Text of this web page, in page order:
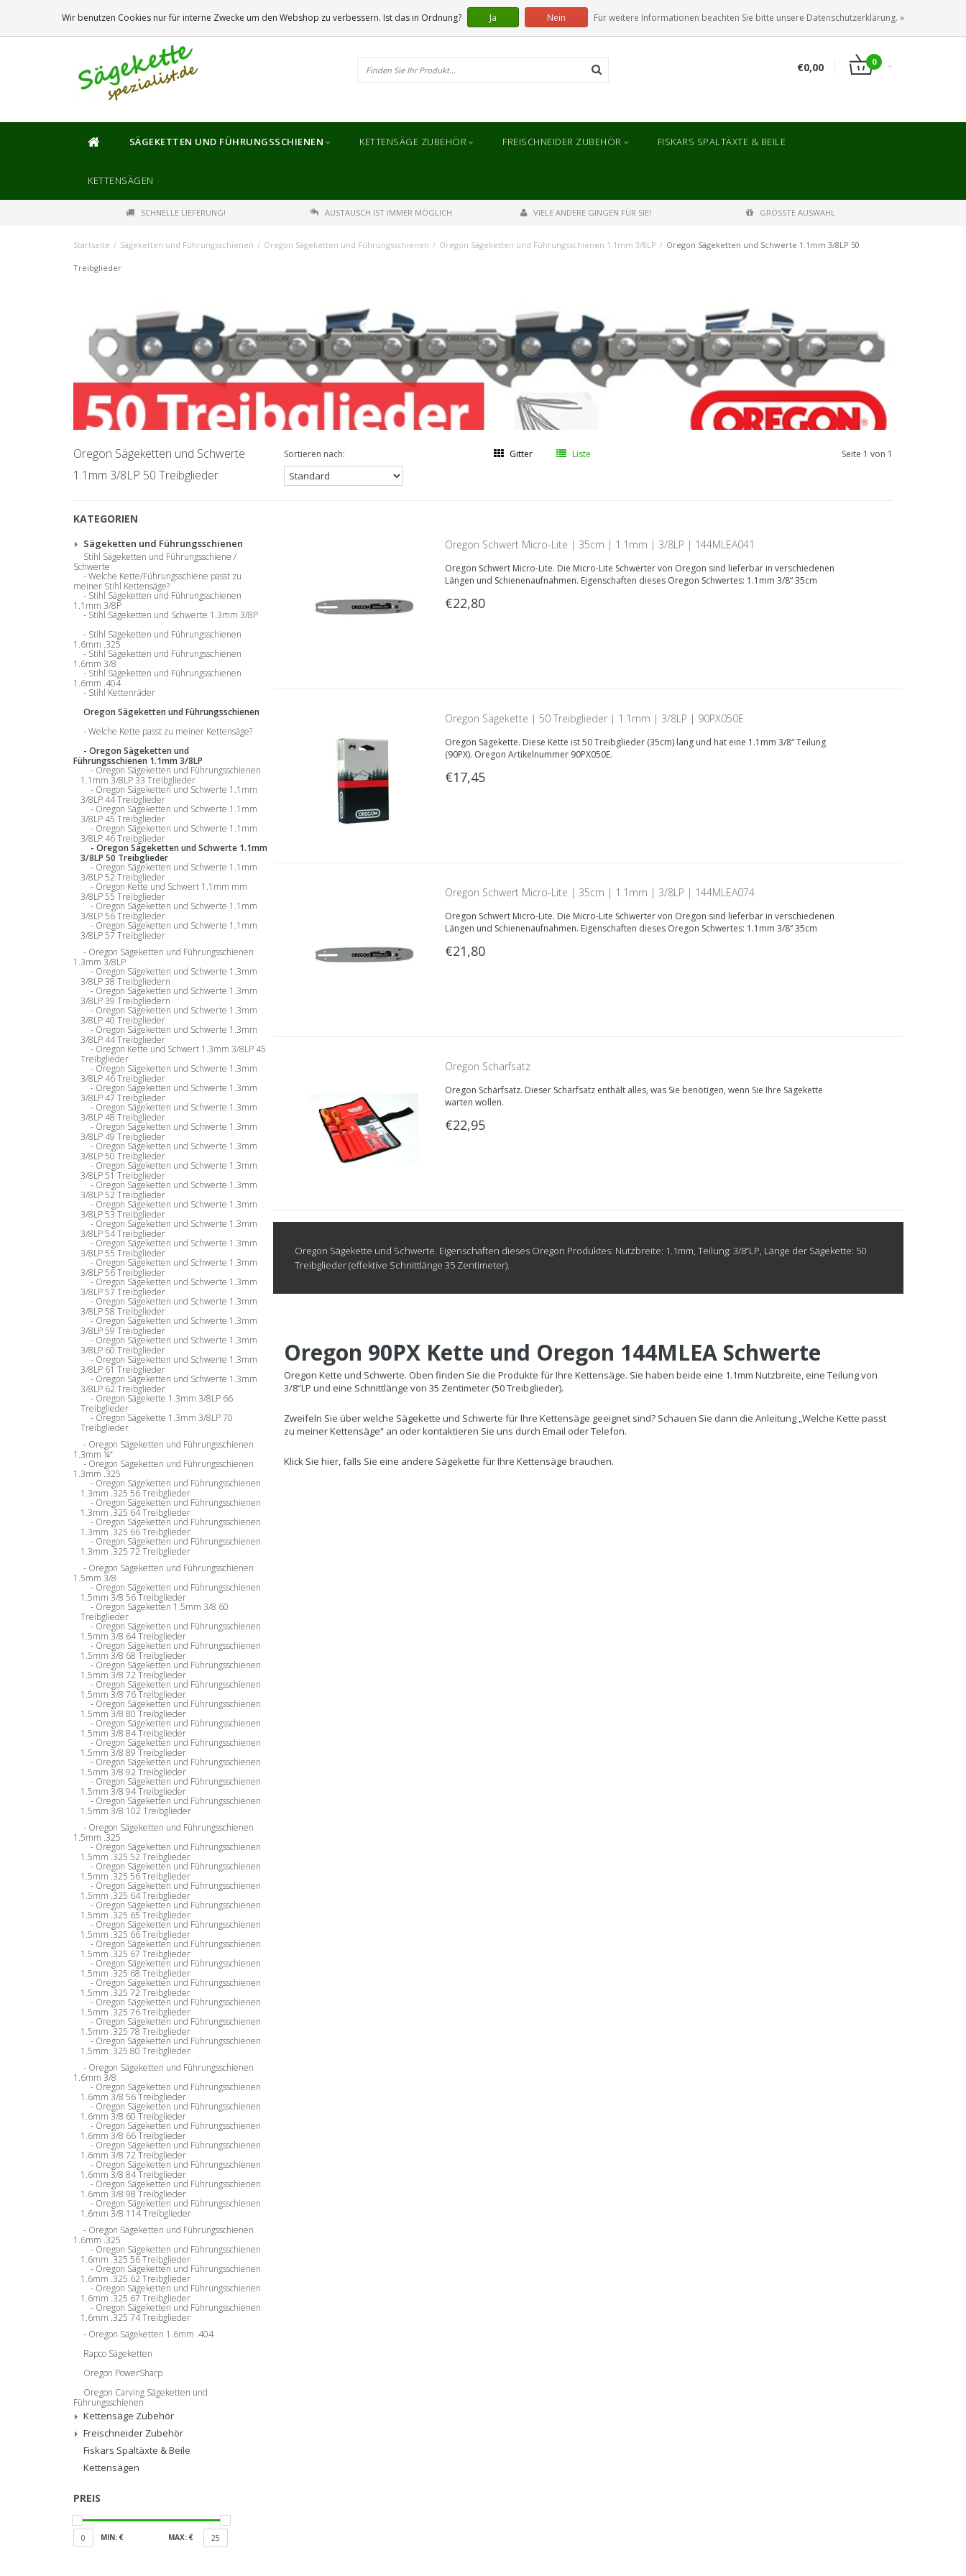
ANMELDEN KUNDENKONTO ANLEGEN
€0,00 0
SÄGEKETTEN UND FÜHRUNGSSCHIENEN KETTENSÄGE ZUBEHÖR FREISCHNEIDER ZUBEHÖR FISKARS SPALTÄXTE & BEILE
KETTENSÄGEN
SCHNELLE LIEFERUNG! AUSTAUSCH IST IMMER MÖGLICH VIELE ANDERE GINGEN FÜR SIE! GRÖSSTE AUSWAHL
Startseite / Sägeketten und Führungsschienen / Oregon Sägeketten und Führungsschienen / Oregon Sägeketten und Führungsschienen 1.1mm 3/8LP / Oregon Sägeketten und Schwerte 1.1mm 3/8LP 50
Treibglieder
Oregon Sägeketten und Schwerte
1.1mm 3/8LP 50 Treibglieder
Sortieren nach: Gitter Liste Seite 1 von 1
KATEGORIEN
Sägeketten und Führungsschienen
Stihl Sägeketten und Führungsschiene /
Schwerte
Welche Kette/Führungsschiene passt zu
meiner Stihl Kettensäge?
Stihl Sägeketten und Führungsschienen
1.1mm 3/8P
Stihl Sägeketten und Schwerte 1.3mm 3/8P
Stihl Sägeketten und Führungsschienen
1.6mm .325
Stihl Sägeketten und Führungsschienen
1.6mm 3/8
Stihl Sägeketten und Führungsschienen
1.6mm .404
Stihl Kettenräder
Oregon Sägeketten und Führungsschienen
Welche Kette passt zu meiner Kettensäge?
Oregon Sägeketten und
Führungsschienen 1.1mm 3/8LP
Oregon Sägeketten und Führungsschienen
1.1mm 3/8LP 33 Treibglieder
Oregon Sägeketten und Schwerte 1.1mm
3/8LP 44 Treibglieder
Oregon Sägeketten und Schwerte 1.1mm
3/8LP 45 Treibglieder
Oregon Sägeketten und Schwerte 1.1mm
3/8LP 46 Treibglieder
Oregon Sägeketten und Schwerte 1.1mm
3/8LP 50 Treibglieder
Oregon Sägeketten und Schwerte 1.1mm
3/8LP 52 Treibglieder
Oregon Kette und Schwert 1.1mm mm
3/8LP 55 Treibglieder
Oregon Sägeketten und Schwerte 1.1mm
3/8LP 56 Treibglieder
Oregon Sägeketten und Schwerte 1.1mm
3/8LP 57 Treibglieder
Oregon Sägeketten und Führungsschienen
1.3mm 3/8LP
Oregon Sägeketten und Schwerte 1.3mm
3/8LP 38 Treibgliedern
Oregon Sägeketten und Schwerte 1.3mm
3/8LP 39 Treibgliedern
Oregon Sägeketten und Schwerte 1.3mm
3/8LP 40 Treibglieder
Oregon Sägeketten und Schwerte 1.3mm
3/8LP 44 Treibglieder
Oregon Kette und Schwert 1.3mm 3/8LP 45
Treibglieder
Oregon Sägeketten und Schwerte 1.3mm
3/8LP 46 Treibglieder
Oregon Sägeketten und Schwerte 1.3mm
3/8LP 47 Treibglieder
Oregon Sägeketten und Schwerte 1.3mm
3/8LP 48 Treibglieder
Oregon Sägeketten und Schwerte 1.3mm
3/8LP 49 Treibglieder
Oregon Sägeketten und Schwerte 1.3mm
3/8LP 50 Treibglieder
Oregon Sägeketten und Schwerte 1.3mm
3/8LP 51 Treibglieder
Oregon Sägeketten und Schwerte 1.3mm
3/8LP 52 Treibglieder
Oregon Sägeketten und Schwerte 1.3mm
3/8LP 53 Treibglieder
Oregon Sägeketten und Schwerte 1.3mm
3/8LP 54 Treibglieder
Oregon Sägeketten und Schwerte 1.3mm
3/8LP 55 Treibglieder
Oregon Sägeketten und Schwerte 1.3mm
3/8LP 56 Treibglieder
Oregon Sägeketten und Schwerte 1.3mm
3/8LP 57 Treibglieder
Oregon Sägeketten und Schwerte 1.3mm
3/8LP 58 Treibglieder
Oregon Sägeketten und Schwerte 1.3mm
3/8LP 59 Treibglieder
Oregon Sägeketten und Schwerte 1.3mm
3/8LP 60 Treibglieder
Oregon Sägeketten und Schwerte 1.3mm
3/8LP 61 Treibglieder
Oregon Sägeketten und Schwerte 1.3mm
3/8LP 62 Treibglieder
Oregon Sägekette 1.3mm 3/8LP 66
Treibglieder
Oregon Sägekette 1.3mm 3/8LP 70
Treibglieder
Oregon Sägeketten und Führungsschienen
1.3mm ¼“
Oregon Sägeketten und Führungsschienen
1.3mm .325
Oregon Sägeketten und Führungsschienen
1.3mm .325 56 Treibglieder
Oregon Sägeketten und Führungsschienen
1.3mm .325 64 Treibglieder
Oregon Sägeketten und Führungsschienen
1.3mm .325 66 Treibglieder
Oregon Sägeketten und Führungsschienen
1.3mm .325 72 Treibglieder
Oregon Sägeketten und Führungsschienen
1.5mm 3/8
Oregon Sägeketten und Führungsschienen
1.5mm 3/8 56 Treibglieder
Oregon Sägeketten 1.5mm 3/8 60
Treibglieder
Oregon Sägeketten und Führungsschienen
1.5mm 3/8 64 Treibglieder
Oregon Sägeketten und Führungsschienen
1.5mm 3/8 68 Treibglieder
Oregon Sägeketten und Führungsschienen
1.5mm 3/8 72 Treibglieder
Oregon Sägeketten und Führungsschienen
1.5mm 3/8 76 Treibglieder
Oregon Sägeketten und Führungsschienen
1.5mm 3/8 80 Treibglieder
Oregon Sägeketten und Führungsschienen
1.5mm 3/8 84 Treibglieder
Oregon Sägeketten und Führungsschienen
1.5mm 3/8 89 Treibglieder
Oregon Sägeketten und Führungsschienen
1.5mm 3/8 92 Treibglieder
Oregon Sägeketten und Führungsschienen
1.5mm 3/8 94 Treibglieder
Oregon Sägeketten und Führungsschienen
1.5mm 3/8 102 Treibglieder
Oregon Sägeketten und Führungsschienen
1.5mm .325
Oregon Sägeketten und Führungsschienen
1.5mm .325 52 Treibglieder
Oregon Sägeketten und Führungsschienen
1.5mm .325 56 Treibglieder
Oregon Sägeketten und Führungsschienen
1.5mm .325 64 Treibglieder
Oregon Sägeketten und Führungsschienen
1.5mm .325 65 Treibglieder
Oregon Sägeketten und Führungsschienen
1.5mm .325 66 Treibglieder
Oregon Sägeketten und Führungsschienen
1.5mm .325 67 Treibglieder
Oregon Sägeketten und Führungsschienen
1.5mm .325 68 Treibglieder
Oregon Sägeketten und Führungsschienen
1.5mm .325 72 Treibglieder
Oregon Sägeketten und Führungsschienen
1.5mm .325 76 Treibglieder
Oregon Sägeketten und Führungsschienen
1.5mm .325 78 Treibglieder
Oregon Sägeketten und Führungsschienen
1.5mm .325 80 Treibglieder
Oregon Sägeketten und Führungsschienen
1.6mm 3/8
Oregon Sägeketten und Führungsschienen
1.6mm 3/8 56 Treibglieder
Oregon Sägeketten und Führungsschienen
1.6mm 3/8 60 Treibglieder
Oregon Sägeketten und Führungsschienen
1.6mm 3/8 66 Treibglieder
Oregon Sägeketten und Führungsschienen
1.6mm 3/8 72 Treibglieder
Oregon Sägeketten und Führungsschienen
1.6mm 3/8 84 Treibglieder
Oregon Sägeketten und Führungsschienen
1.6mm 3/8 98 Treibglieder
Oregon Sägeketten und Führungsschienen
1.6mm 3/8 114 Treibglieder
Oregon Sägeketten und Führungsschienen
1.6mm .325
Oregon Sägeketten und Führungsschienen
1.6mm .325 56 Treibglieder
Oregon Sägeketten und Führungsschienen
1.6mm .325 62 Treibglieder
Oregon Sägeketten und Führungsschienen
1.6mm .325 67 Treibglieder
Oregon Sägeketten und Führungsschienen
1.6mm .325 74 Treibglieder
Oregon Sägeketten 1.6mm .404
Rapco Sägeketten
Oregon PowerSharp
Oregon Carving Sägeketten und
Führungsschienen
Kettensäge Zubehör
Freischneider Zubehör
Fiskars Spaltäxte & Beile
Kettensägen
PREIS
0 MIN: € MAX: € 25
Oregon Schwert Micro-Lite | 35cm | 1.1mm | 3/8LP | 144MLEA041
Oregon Schwert Micro-Lite. Die Micro-Lite Schwerter von Oregon sind lieferbar in verschiedenen
Längen und Schienenaufnahmen. Eigenschaften dieses Oregon Schwertes: 1.1mm 3/8“ 35cm
€22,80
Oregon Sägekette | 50 Treibglieder | 1.1mm | 3/8LP | 90PX050E
Oregon Sägekette. Diese Kette ist 50 Treibglieder (35cm) lang und hat eine 1.1mm 3/8“ Teilung
(90PX). Oregon Artikelnummer 90PX050E.
€17,45
Oregon Schwert Micro-Lite | 35cm | 1.1mm | 3/8LP | 144MLEA074
Oregon Schwert Micro-Lite. Die Micro-Lite Schwerter von Oregon sind lieferbar in verschiedenen
Längen und Schienenaufnahmen. Eigenschaften dieses Oregon Schwertes: 1.1mm 3/8“ 35cm
€21,80
Oregon Scharfsatz
Oregon Schärfsatz. Dieser Schärfsatz enthält alles, was Sie benötigen, wenn Sie Ihre Sägekette
warten wollen.
€22,95
Oregon Sägekette und Schwerte. Eigenschaften dieses Oregon Produktes: Nutzbreite: 1.1mm, Teilung: 3/8“LP, Länge der Sägekette: 50
Treibglieder (effektive Schnittlänge 35 Zentimeter).
Oregon 90PX Kette und Oregon 144MLEA Schwerte
Oregon Kette und Schwerte. Oben finden Sie die Produkte für Ihre Kettensäge. Sie haben beide eine 1.1mm Nutzbreite, eine Teilung von
3/8“LP und eine Schnittlänge von 35 Zentimeter (50 Treibglieder).
Zweifeln Sie über welche Sägekette und Schwerte für Ihre Kettensäge geeignet sind? Schauen Sie dann die Anleitung „Welche Kette passt
zu meiner Kettensäge“ an oder kontaktieren Sie uns durch Email oder Telefon.
Klick Sie hier, falls Sie eine andere Sägekette für Ihre Kettensäge brauchen.
Wir benutzen Cookies nur für interne Zwecke um den Webshop zu verbessern. Ist das in Ordnung? Ja Nein Für weitere Informationen beachten Sie bitte unsere Datenschutzerklärung. »